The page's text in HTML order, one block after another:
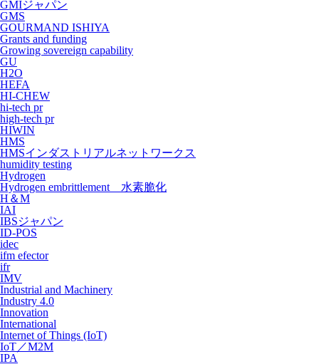
GMIジャパン
GMS
GOURMAND ISHIYA
Grants and funding
Growing sovereign capability
GU
H2O
HEFA
HI-CHEW
hi-tech pr
high-tech pr
HIWIN
HMS
HMSインダストリアルネットワークス
humidity testing
Hydrogen
Hydrogen embrittlement 水素脆化
H＆M
IAI
IBSジャパン
ID-POS
idec
ifm efector
ifr
IMV
Industrial and Machinery
Industry 4.0
Innovation
International
Internet of Things (IoT)
IoT／M2M
IPA